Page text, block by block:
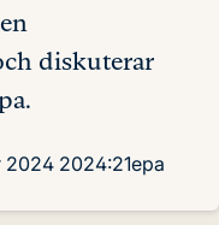
diskuterar
2024 2024:21epa